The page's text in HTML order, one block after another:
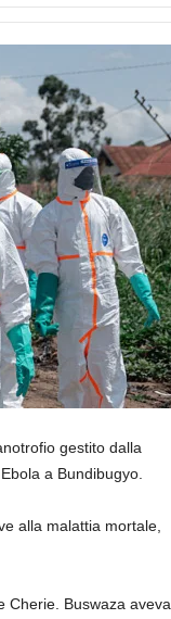
gestito dalla
a Bundibugyo.
alla malattia mortale,
Cherie. Buswaza aveva